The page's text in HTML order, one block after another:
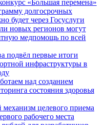
«Большая перемена»
долгосрочных
будет через Госуслуги
новых регионов могут
медпомощь по всей
подвёл первые итоги
инфраструктуры в
над созданием
состояния здоровья
целевого приема
рабочего места